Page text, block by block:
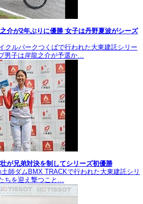
介が2年ぶりに優勝 女子は丹野夏波がシーズ
クルパークつくばで行われた大東建託シリー
男子は岸龍之介が予選か…
が兄弟対決を制してシリーズ初優勝
師ダムBMX TRACKで行われた大東建託シリ
ちを迎え撃つこと…